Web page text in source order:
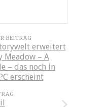
BEITRAG
erweitert
Meadow – A
– das noch in
erscheint